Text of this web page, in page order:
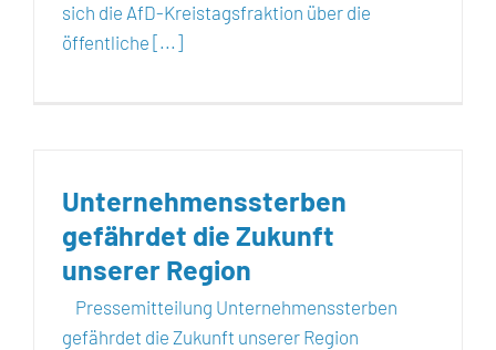
sich die AfD-Kreistagsfraktion über die
öffentliche [...]
Unternehmenssterben
gefährdet die Zukunft
unserer Region
Pressemitteilung Unternehmenssterben
gefährdet die Zukunft unserer Region